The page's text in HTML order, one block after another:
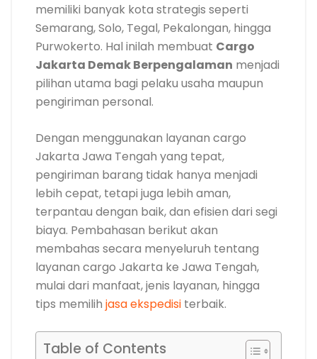
memiliki banyak kota strategis seperti
Semarang, Solo, Tegal, Pekalongan, hingga
Purwokerto. Hal inilah membuat Cargo
Jakarta Demak Berpengalaman menjadi
pilihan utama bagi pelaku usaha maupun
pengiriman personal.
Dengan menggunakan layanan cargo
Jakarta Jawa Tengah yang tepat,
pengiriman barang tidak hanya menjadi
lebih cepat, tetapi juga lebih aman,
terpantau dengan baik, dan efisien dari segi
biaya. Pembahasan berikut akan
membahas secara menyeluruh tentang
layanan cargo Jakarta ke Jawa Tengah,
mulai dari manfaat, jenis layanan, hingga
tips memilih jasa ekspedisi terbaik.
Table of Contents